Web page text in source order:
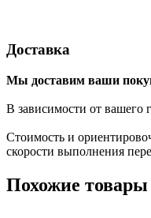
Доставка
Мы доставим ваши
В зависимости от
Стоимость и
скорости выполнения
Похожие товары